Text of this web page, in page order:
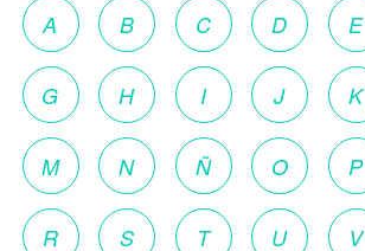
A B C D E
G H I J K
M N Ñ O P
R S T U V